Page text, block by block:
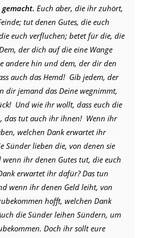
Euch aber, die ihr zuhört,
tut denen Gutes, die euch
euch verfluchen; betet für die, die
der dich auf die eine Wange
andere hin und dem, der dir den
auch das Hemd! Gib jedem, der
dir jemand das Deine wegnimmt,
Und wie ihr wollt, dass euch die
das tut auch ihr ihnen! Wenn ihr
welchen Dank erwartet ihr
Sünder lieben die, von denen sie
ihr denen Gutes tut, die euch
erwartet ihr dafür? Das tun
wenn ihr denen Geld leiht, von
hofft, welchen Dank
die Sünder leihen Sündern, um
Doch ihr sollt eure